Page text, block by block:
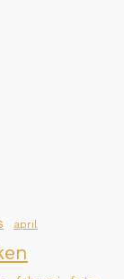
april